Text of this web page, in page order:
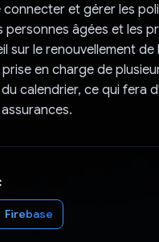
connecter et gérer les
personnes âgées et les
sur le renouvellement
en charge de
calendrier, ce qui fera
Firebase